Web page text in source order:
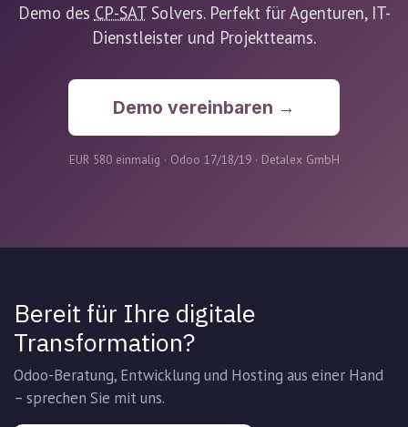
Demo des CP-SATSolvers. Perfekt für Agenturen, IT-
Dienstleister und Projektteams.
Demo vereinbaren →
EUR 580 einmalig · Odoo 17/18/19 · Detalex GmbH
Bereit für Ihre digitale
Transformation?
Odoo-Beratung, Entwicklung und Hosting aus einer Hand
– sprechen Sie mit uns.